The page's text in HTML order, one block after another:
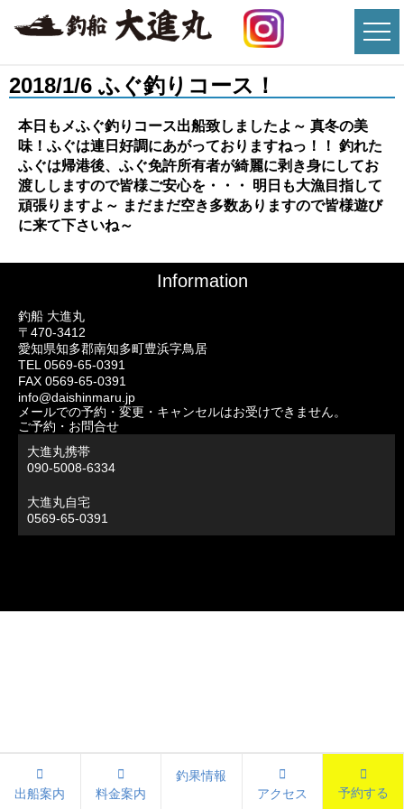
2018/1/6 ふぐ釣りコース！
本日もメふぐ釣りコース出船致しましたよ～ 真冬の美
味！ふぐは連日好調にあがっておりますねっ！！ 釣れた
ふぐは帰港後、ふぐ免許所有者が綺麗に剥き身にしてお
渡ししますので皆様ご安心を・・・ 明日も大漁目指して
頑張りますよ～ まだまだ空き多数ありますので皆様遊び
に来て下さいね～
Information
釣船 大進丸
〒470-3412
愛知県知多郡南知多町豊浜字鳥居
TEL 0569-65-0391
FAX 0569-65-0391
info@daishinmaru.jp
メールでの予約・変更・キャンセルはお受けできません。
ご予約・お問合せ
大進丸携帯
090-5008-6334
大進丸自宅
0569-65-0391
出船案内 料金案内
釣果情報
アクセス
予約する